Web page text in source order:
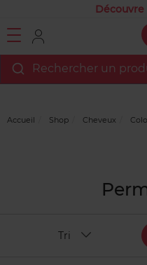
Rechercher un
Accueil Shop Cheveux
Tri